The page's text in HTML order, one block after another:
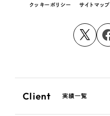
クッキーポリシー サイトマップ
Client 実績一覧